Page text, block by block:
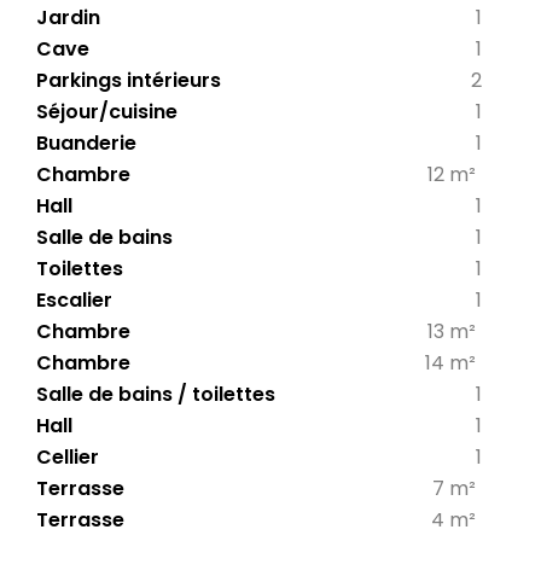
1
Jardin
1
Cave
2
Parkings intérieurs
1
Séjour/cuisine
1
Buanderie
Chambre
12 m²
1
Hall
1
Salle de bains
1
Toilettes
1
Escalier
Chambre
13 m²
Chambre
14 m²
1
Salle de bains / toilettes
1
Hall
1
Cellier
Terrasse
7 m²
Terrasse
4 m²